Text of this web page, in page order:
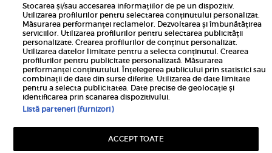
Libertatea
Viva
Libertatea pentru femei
Avantaje
Stocarea și/sau accesarea informațiilor de pe un dispozitiv.
Utilizarea profilurilor pentru selectarea conținutului personalizat.
Măsurarea performanței reclamelor. Dezvoltarea și îmbunătățirea
serviciilor. Utilizarea profilurilor pentru selectarea publicității
personalizate. Crearea profilurilor de conținut personalizat.
Utilizarea datelor limitate pentru a selecta conținutul. Crearea
profilurilor pentru publicitate personalizată. Măsurarea
performanței conținutului. Înțelegerea publicului prin statistici sau
combinații de date din surse diferite. Utilizarea de date limitate
pentru a selecta publicitatea. Date precise de geolocație și
identificarea prin scanarea dispozitivului.
Listă parteneri (furnizori)
ACCEPT TOATE